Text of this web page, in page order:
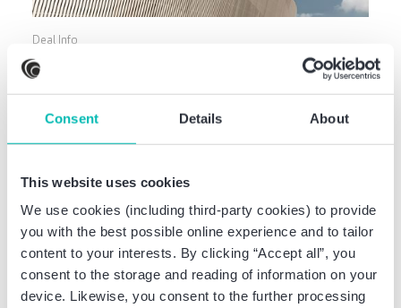
Consent Details About
This website uses cookies
We use cookies (including third-party cookies) to provide
you with the best possible online experience and to tailor
content to your interests. By clicking “Accept all”, you
consent to the storage and reading of information on your
device. Likewise, you consent to the further processing
Deal Info
Baker Tilly berät Gimborn beim
Erwerb einer Mehrheitsbeteiligung
an Cerberus